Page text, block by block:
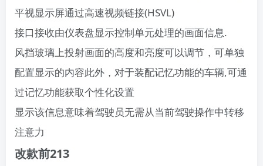
平视显示屏通过高速视频链接(HSVL)
接口接收由仪表盘显示控制单元处理的画面信息.
风挡玻璃上投射画面的高度和亮度可以调节，可单独
配置显示的内容此外，对于装配记忆功能的车辆,可通
过记忆功能获取个性化设置
显示该信息意味着驾驶员无需从当前驾驶操作中转移
注意力
​改款前213